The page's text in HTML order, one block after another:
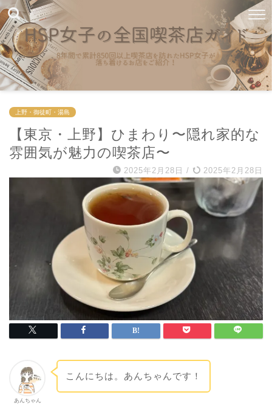
上野・御徒町・湯島
【東京・上野】ひまわり〜隠れ家的な
雰囲気が魅力の喫茶店〜
2025年2月28日 / 2025年2月28日
あんちゃん
こんにちは。あんちゃんです！